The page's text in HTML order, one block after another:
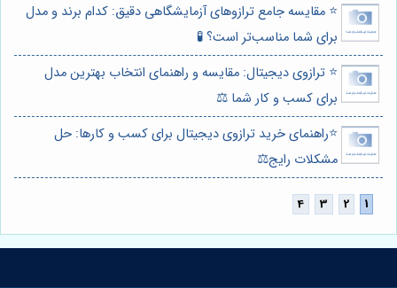
⭐️ مقایسه جامع ترازوهای آزمایشگاهی دقیق: کدام برند و مدل
برای شما مناسب‌تر است؟ 🧪
⭐️ ترازوی دیجیتال: مقایسه و راهنمای انتخاب بهترین مدل
برای کسب و کار شما ⚖️
⭐️راهنمای خرید ترازوی دیجیتال برای کسب و کارها: حل
مشکلات رایج⚖️